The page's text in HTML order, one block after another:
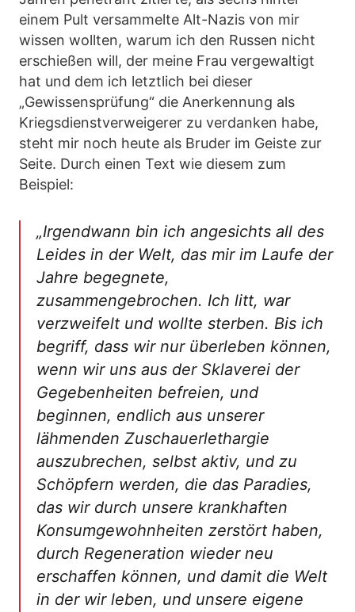
einem Pult versammelte Alt-Nazis von mir
wissen wollten, warum ich den Russen nicht
erschießen will, der meine Frau vergewaltigt
hat und dem ich letztlich bei dieser
„Gewissensprüfung“ die Anerkennung als
Kriegsdienstverweigerer zu verdanken habe,
steht mir noch heute als Bruder im Geiste zur
Seite. Durch einen Text wie diesem zum
Beispiel:
„Irgendwann bin ich angesichts all des
Leides in der Welt, das mir im Laufe der
Jahre begegnete,
zusammengebrochen. Ich litt, war
verzweifelt und wollte sterben. Bis ich
begriff, dass wir nur überleben können,
wenn wir uns aus der Sklaverei der
Gegebenheiten befreien, und
beginnen, endlich aus unserer
lähmenden Zuschauerlethargie
auszubrechen, selbst aktiv, und zu
Schöpfern werden, die das Paradies,
das wir durch unsere krankhaften
Konsumgewohnheiten zerstört haben,
durch Regeneration wieder neu
erschaffen können, und damit die Welt
in der wir leben, und unsere eigene